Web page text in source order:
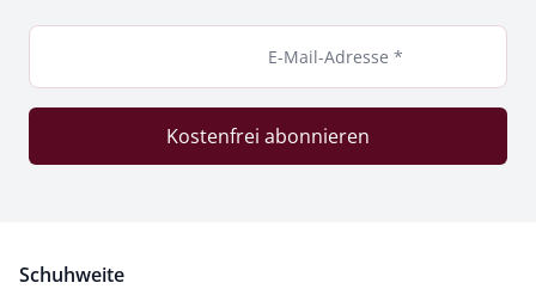
E-Mail-Adresse *
Kostenfrei abonnieren
Schuhweite